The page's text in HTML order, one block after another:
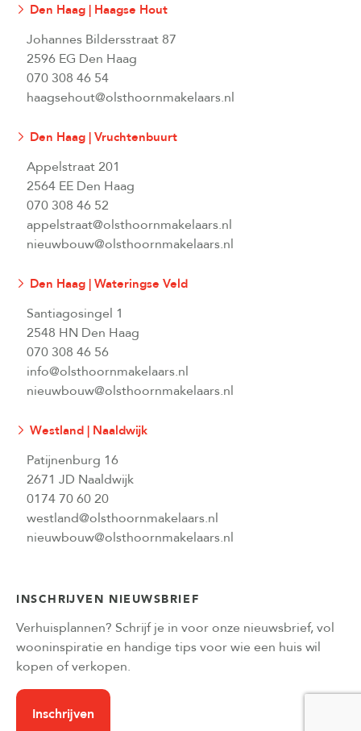
Den Haag | Haagse Hout
Johannes Bildersstraat 87
2596 EG Den Haag
070 308 46 54
haagsehout@olsthoornmakelaars.nl
Den Haag | Vruchtenbuurt
Appelstraat 201
2564 EE Den Haag
070 308 46 52
appelstraat@olsthoornmakelaars.nl
nieuwbouw@olsthoornmakelaars.nl
Den Haag | Wateringse Veld
Santiagosingel 1
2548 HN Den Haag
070 308 46 56
info@olsthoornmakelaars.nl
nieuwbouw@olsthoornmakelaars.nl
Westland | Naaldwijk
Patijnenburg 16
2671 JD Naaldwijk
0174 70 60 20
westland@olsthoornmakelaars.nl
nieuwbouw@olsthoornmakelaars.nl
INSCHRIJVEN NIEUWSBRIEF
Verhuisplannen? Schrijf je in voor onze nieuwsbrief, vol
wooninspiratie en handige tips voor wie een huis wil
kopen of verkopen.
Inschrijven